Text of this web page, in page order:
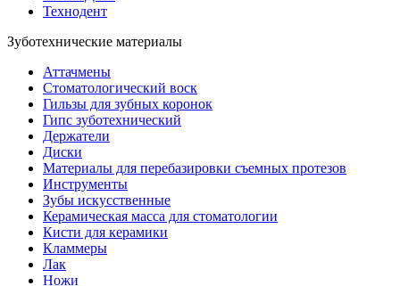
Технодент
Зуботехнические материалы
Аттачмены
Стоматологический воск
Гильзы для зубных коронок
Гипс зуботехнический
Держатели
Диски
Материалы для перебазировки съемных протезов
Инструменты
Зубы искусственные
Керамическая масса для стоматологии
Кисти для керамики
Кламмеры
Лак
Ножи